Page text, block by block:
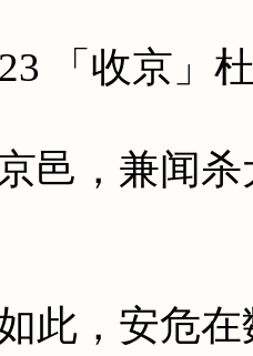
「收京」
，兼闻杀
，安危在